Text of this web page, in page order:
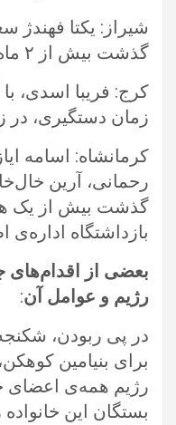
شیراز: یکتا فهندژ
گذشت بیش از ۲ ماه از زمان دستگیری.‏
زمان دستگیری، در
کرمانشاه: اسامه
رحمانی، آرین
گذشت بیش از یک
‏بازداشتگاه
بعضی از اقدام‌های
رژیم و عوامل آن: ‏
در پی ربودن،
رژیم همه‌ی اعضای
‏بستگان این